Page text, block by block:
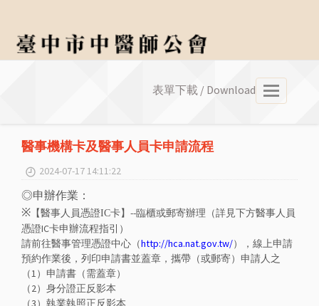
選
表單下載 / Download
醫事機構卡及醫事人員卡申請流程
2024-07-17 14:11:22
◎申辦作業：
※ 【醫事人員憑證IC卡】--臨櫃或郵寄辦理（詳見下方醫事人員
憑證IC卡申辦流程指引）
請前往醫事管理憑證中心（http://hca.nat.gov.tw/），線上申請
預約作業後，列印申請書並蓋章，攜帶（或郵寄）申請人之
（1）申請書（需蓋章）
（2）身分證正反影本
（3）執業執照正反影本